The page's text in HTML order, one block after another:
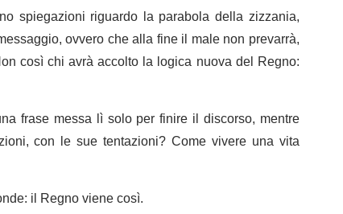
spiegazioni riguardo la parabola della zizzania,
ovvero che alla fine il male non prevarrà,
così chi avrà accolto la logica nuova del Regno:
frase messa lì solo per finire il discorso, mentre
con le sue tentazioni? Come vivere una vita
il Regno viene così.